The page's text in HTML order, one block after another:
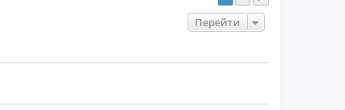
Перейти